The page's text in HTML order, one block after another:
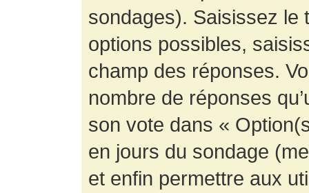
sondages). Saisissez le
options possibles,
champ des réponses.
nombre de réponses
son vote dans «
en jours du sondage
et enfin permettre aux